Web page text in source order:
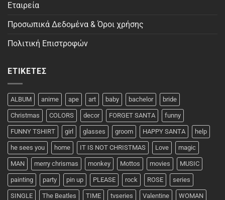
Εταιρεία
Προσωπικά Δεδομένα & Όροι χρήσης
Πολιτική Επιστροφών
ΕΤΙΚΈΤΕΣ
ALBUM anime ape art baby bachelor bride
Christmas COLORS decor FORGET SANTA funny
FUNNY TSHIRT girl glasses groom HAPPY SANTA help
he sees you home IT IS NOT CHRISTMAS Love magic
MAN merry chrismas monkey Mottos movies MUSIC
painting party pin up PLEASE rock ROSE series
SINGLE The Beatles TIME tvseries Valentine WOMAN